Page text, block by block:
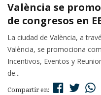
València se
de congresos en
La ciudad de València, a
València, se promociona
Incentivos, Eventos y
de...
Compartir en: